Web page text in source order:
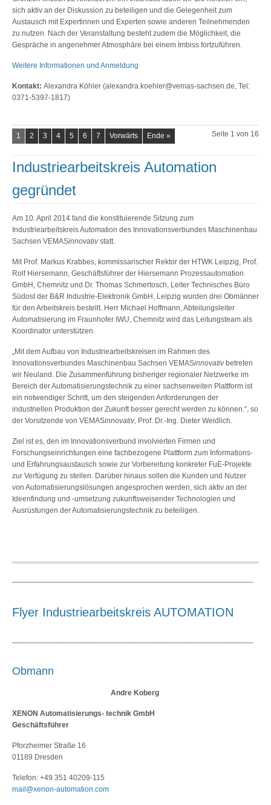
sich aktiv an der Diskussion zu beteiligen und die Gelegenheit zum
Austausch mit Expertinnen und Experten sowie anderen Teilnehmenden
zu nutzen. Nach der Veranstaltung besteht zudem die Möglichkeit, die
Gespräche in angenehmer Atmosphäre bei einem Imbiss fortzuführen.
Weitere Informationen und Anmeldung
Kontakt: Alexandra Köhler (alexandra.koehler@vemas-sachsen.de, Tel:
0371-5397-1817)
Seite 1 von 16
1 2 3 4 5 6 7 Vorwärts Ende »
Industriearbeitskreis Automation
gegründet
Am 10. April 2014 fand die konstituierende Sitzung zum
Industriearbeitskreis Automation des Innovationsverbundes Maschinenbau
Sachsen VEMASinnovativstatt.
Mit Prof. Markus Krabbes, kommissarischer Rektor der HTWK Leipzig, Prof.
Rolf Hiersemann, Geschäftsführer der Hiersemann Prozessautomation
GmbH, Chemnitz und Dr. Thomas Schmertosch, Leiter Technisches Büro
Südost der B&R Industrie-Elektronik GmbH, Leipzig wurden drei Obmänner
für den Arbeitskreis bestellt. Herr Michael Hoffmann, Abteilungsleiter
Automatisierung im Fraunhofer IWU, Chemnitz wird das Leitungsteam als
Koordinator unterstützen.
„Mit dem Aufbau von Industriearbeitskreisen im Rahmen des
Innovationsverbundes Maschinenbau Sachsen VEMASinnovativbetreten
wir Neuland. Die Zusammenführung bisheriger regionaler Netzwerke im
Bereich der Automatisierungstechnik zu einer sachsenweiten Plattform ist
ein notwendiger Schritt, um den steigenden Anforderungen der
industriellen Produktion der Zukunft besser gerecht werden zu können.“, so
der Vorsitzende von VEMASinnovativ, Prof. Dr.-Ing. Dieter Weidlich.
Ziel ist es, den im Innovationsverbund involvierten Firmen und
Forschungseinrichtungen eine fachbezogene Plattform zum Informations-
und Erfahrungsaustausch sowie zur Vorbereitung konkreter FuE-Projekte
zur Verfügung zu stellen. Darüber hinaus sollen die Kunden und Nutzer
von Automatisierungslösungen angesprochen werden, sich aktiv an der
Ideenfindung und -umsetzung zukunftsweisender Technologien und
Ausrüstungen der Automatisierungstechnik zu beteiligen.
Flyer Industriearbeitskreis AUTOMATION
Obmann
Andre Koberg
XENON Automatisierungs- technik GmbH
Geschäftsführer
Pforzheimer Straße 16
01189 Dresden
Telefon: +49 351 40209-115
mail@xenon-automation.com